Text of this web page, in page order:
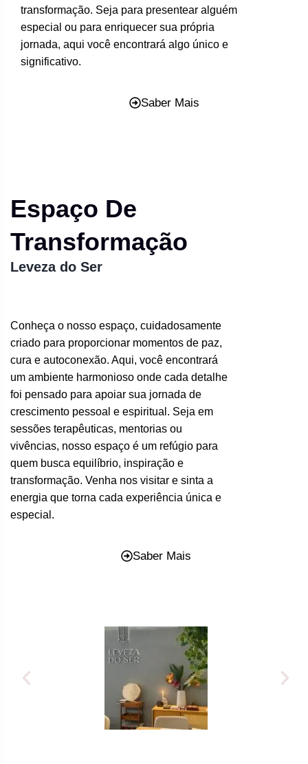
transformação. Seja para presentear alguém
especial ou para enriquecer sua própria
jornada, aqui você encontrará algo único e
significativo.
Saber Mais
Espaço De
Transformação
Leveza do Ser
Conheça o nosso espaço, cuidadosamente
criado para proporcionar momentos de paz,
cura e autoconexão. Aqui, você encontrará
um ambiente harmonioso onde cada detalhe
foi pensado para apoiar sua jornada de
crescimento pessoal e espiritual. Seja em
sessões terapêuticas, mentorias ou
vivências, nosso espaço é um refúgio para
quem busca equilíbrio, inspiração e
transformação. Venha nos visitar e sinta a
energia que torna cada experiência única e
especial.
Saber Mais